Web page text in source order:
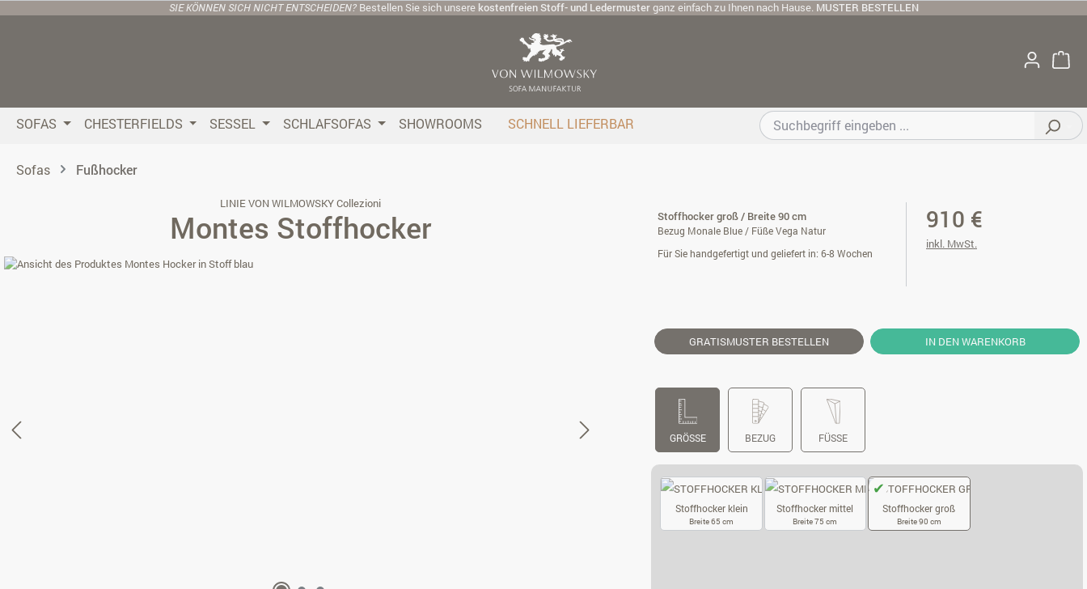
Hauptinhalt springen
Zur Suche springen
Zur Hauptnavigation springen
SIE KÖNNEN SICH NICHT ENTSCHEIDEN? Bestellen Sie sich unsere kostenfreien Stoff- und Ledermusterganz einfach zu Ihnen nach Hause. MUSTER BESTELLEN
SOFAS CHESTERFIELDS SESSEL SCHLAFSOFAS SHOWROOMS SCHNELL LIEFERBAR
Sofas Fußhocker
LINIE VON WILMOWSKY Collezioni
Montes Stoffhocker
Bildergalerie überspringen
Stoffhocker groß / Breite 90 cm
Bezug Monale Blue / Füße Vega Natur
Für Sie handgefertigt und geliefert in: 6-8 Wochen
910 €
inkl. MwSt.
GRATISMUSTER BESTELLEN IN DEN WARENKORB
GRÖSSE BEZUG FÜSSE
Stoffhocker klein
Breite 65 cm
Stoffhocker mittel
Breite 75 cm
Stoffhocker groß
Breite 90 cm